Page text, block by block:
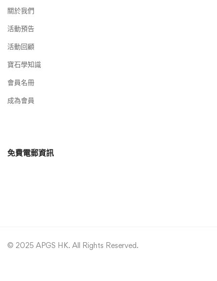
關於我們
活動預告
活動回顧
寶石學知識
會員名冊
成為會員
免費電郵資訊
© 2025 APGS HK. All Rights Reserved.